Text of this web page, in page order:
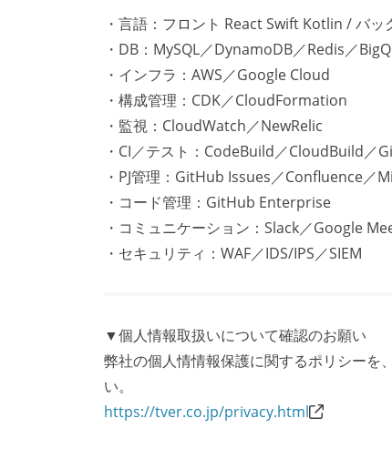
・言語：フロント React Swift Kotlin / バッ
・DB：MySQL／DynamoDB／Redis／
・インフラ：AWS／Google Cloud
・構成管理：CDK／CloudFormation
・監視：CloudWatch／NewRelic
・CI／テスト：CodeBuild／CloudBuild／
・PJ管理：GitHub Issues／Confluence／
・コード管理：GitHub Enterprise
・コミュニケーション：Slack／Google
・セキュリティ：WAF／IDS/IPS／SIEM
▼個人情報取扱いについて確認のお願い
弊社の個人情情報保護に関するポリシーを
い。
https://tver.co.jp/privacy.html